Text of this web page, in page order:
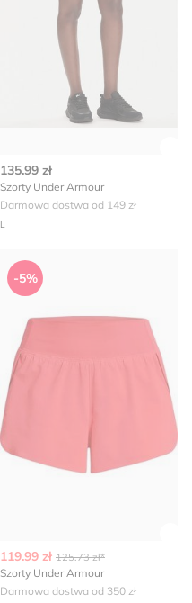
135.99 zł
Szorty Under Armour
Darmowa dostwa od 149 zł
L
Szorty Under Armour
-5%
119.99 zł 125.73 zł*
Szorty Under Armour
Darmowa dostwa od 350 zł